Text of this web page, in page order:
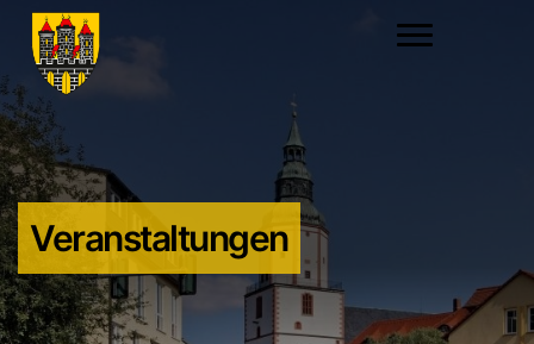
Veranstaltungen